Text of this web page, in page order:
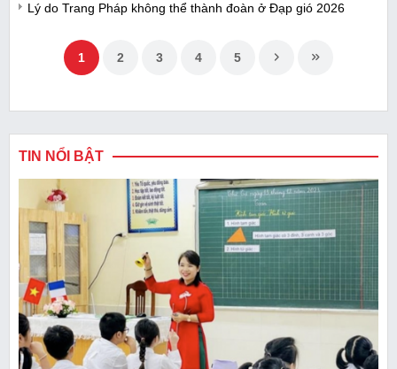
Lý do Trang Pháp không thể thành đoàn ở Đạp gió 2026
1 2 3 4 5
TIN NỔI BẬT